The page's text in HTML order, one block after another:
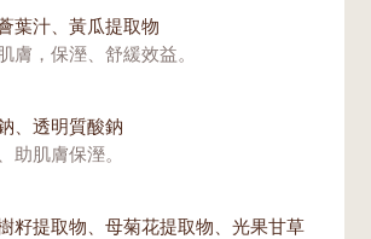
葉汁、黃瓜提取物
膚，保溼、舒緩效益。
、透明質酸鈉
助肌膚保溼。
籽提取物、母菊花提取物、光果甘草